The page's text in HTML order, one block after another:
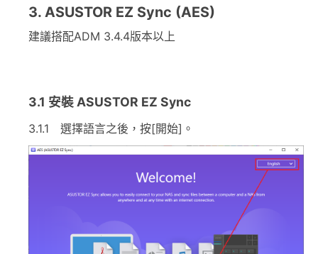
3. ASUSTOR EZ Sync (AES)
建議搭配ADM 3.4.4版本以上
3.1 安裝 ASUSTOR EZ Sync
3.1.1 選擇語言之後，按[開始]。